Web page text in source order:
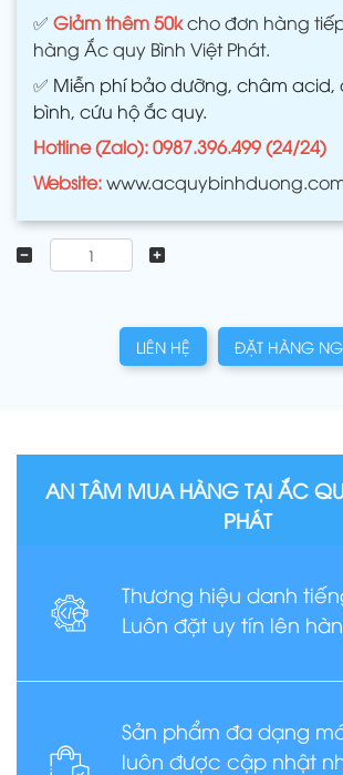
✅ Giảm thêm 50kcho đơn hàng
hàng Ắc quy Bình Việt Phát.
✅ Miễn phí bảo dưỡng, châm acid,
bình, cứu hộ ắc quy.
Hotline (Zalo): 0987.396.499 (24/24)
Website:
LIÊN HỆ ĐẶT HÀNG
AN TÂM MUA HÀNG TẠI ẮC
PHÁT
Thương hiệu danh
Luôn đặt uy tín lên
Sản phẩm đa dạng
luôn được cập nhật